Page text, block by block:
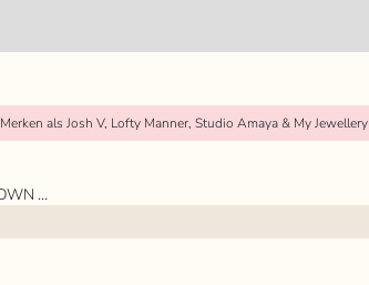
Merken als Josh V, Lofty Manner, Studio Amaya & My Jewellery
ZONNEBRIL MAGGY BROWN TILTIL